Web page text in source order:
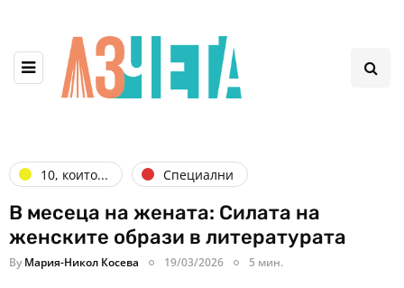
10, които... Специални
В месеца на жената: Силата на
женските образи в литературата
By Мария-Никол Косева 19/03/2026 5 мин.